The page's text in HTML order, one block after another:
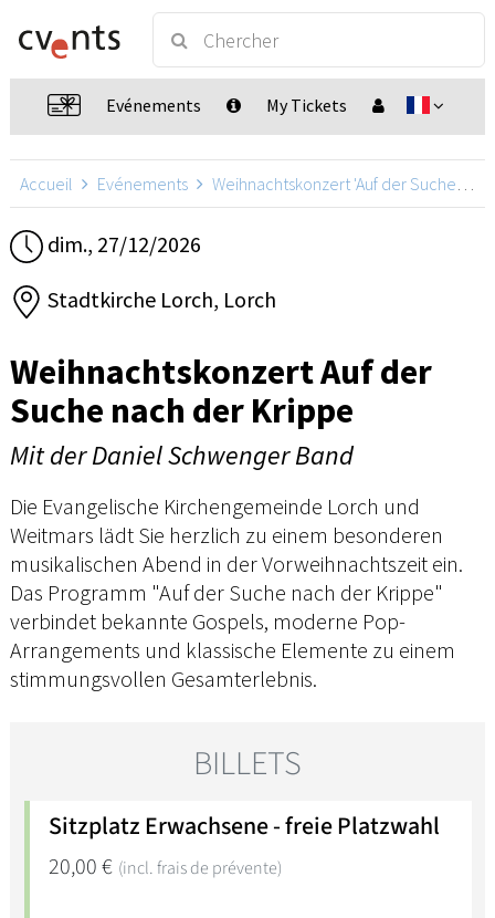
Evénements My Tickets
Accueil Evénements Weihnachtskonzert 'Auf der Suche nach der Krippe'
dim., 27/12/2026
Stadtkirche Lorch, Lorch
Weihnachtskonzert Auf der
Suche nach der Krippe
Mit der Daniel Schwenger Band
Die Evangelische Kirchengemeinde Lorch und
Weitmars lädt Sie herzlich zu einem besonderen
musikalischen Abend in der Vorweihnachtszeit ein.
Das Programm "Auf der Suche nach der Krippe"
verbindet bekannte Gospels, moderne Pop-
Arrangements und klassische Elemente zu einem
stimmungsvollen Gesamterlebnis.